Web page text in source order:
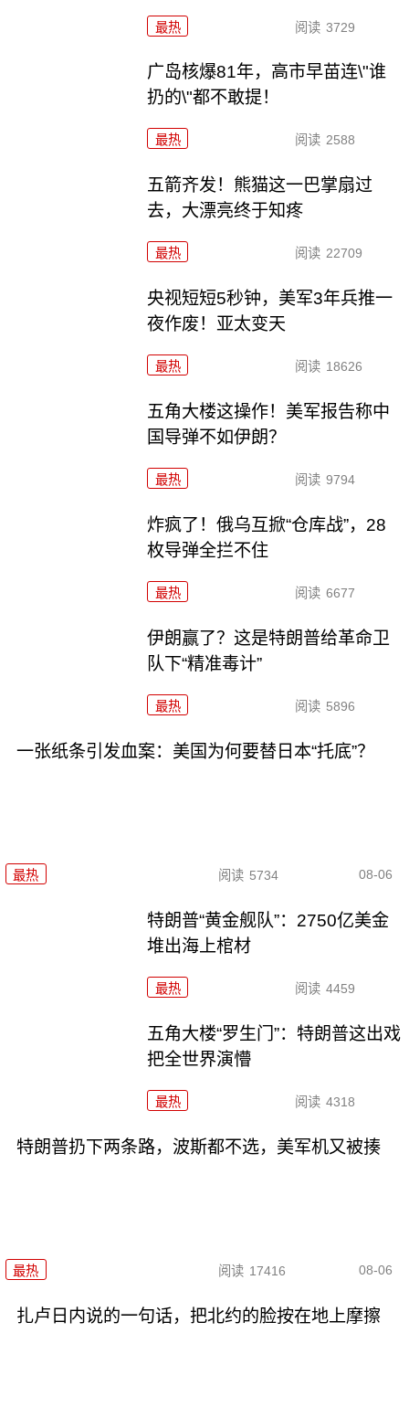
最热 阅读 3729
广岛核爆81年，高市早苗连\"谁
扔的\"都不敢提！
最热 阅读 2588
五箭齐发！熊猫这一巴掌扇过
去，大漂亮终于知疼
最热 阅读 22709
央视短短5秒钟，美军3年兵推一
夜作废！亚太变天
最热 阅读 18626
五角大楼这操作！美军报告称中
国导弹不如伊朗？
最热 阅读 9794
炸疯了！俄乌互掀“仓库战”，28
枚导弹全拦不住
最热 阅读 6677
伊朗赢了？这是特朗普给革命卫
队下“精准毒计”
最热 阅读 5896
一张纸条引发血案：美国为何要替日本“托底”？
最热 阅读 5734 08-06
特朗普“黄金舰队”：2750亿美金
堆出海上棺材
最热 阅读 4459
五角大楼“罗生门”：特朗普这出戏
把全世界演懵
最热 阅读 4318
特朗普扔下两条路，波斯都不选，美军机又被揍
最热 阅读 17416 08-06
扎卢日内说的一句话，把北约的脸按在地上摩擦